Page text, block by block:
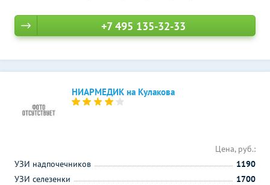
+7 495 135-32-33
НИАРМЕДИК на Кулакова
Цена, руб.:
УЗИ надпочечников
1190
УЗИ селезенки
1700